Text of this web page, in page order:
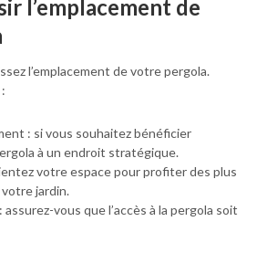
l’emplacement de
l’emplacement de votre pergola.
: si vous souhaitez bénéficier
à un endroit stratégique.
votre espace pour profiter des plus
jardin.
assurez-vous que l’accès à la pergola soit